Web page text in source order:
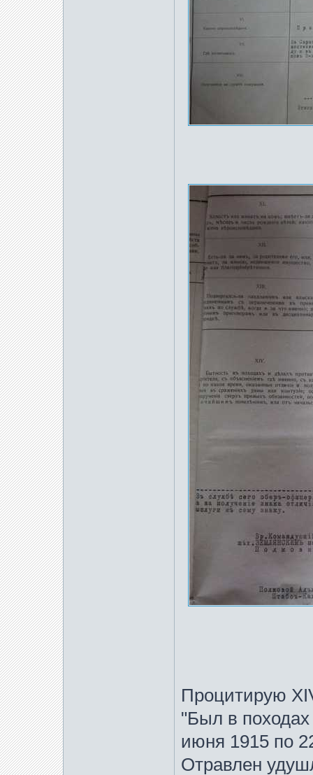
Процитирую
"Был в походах
июня 1915 по
Отравлен